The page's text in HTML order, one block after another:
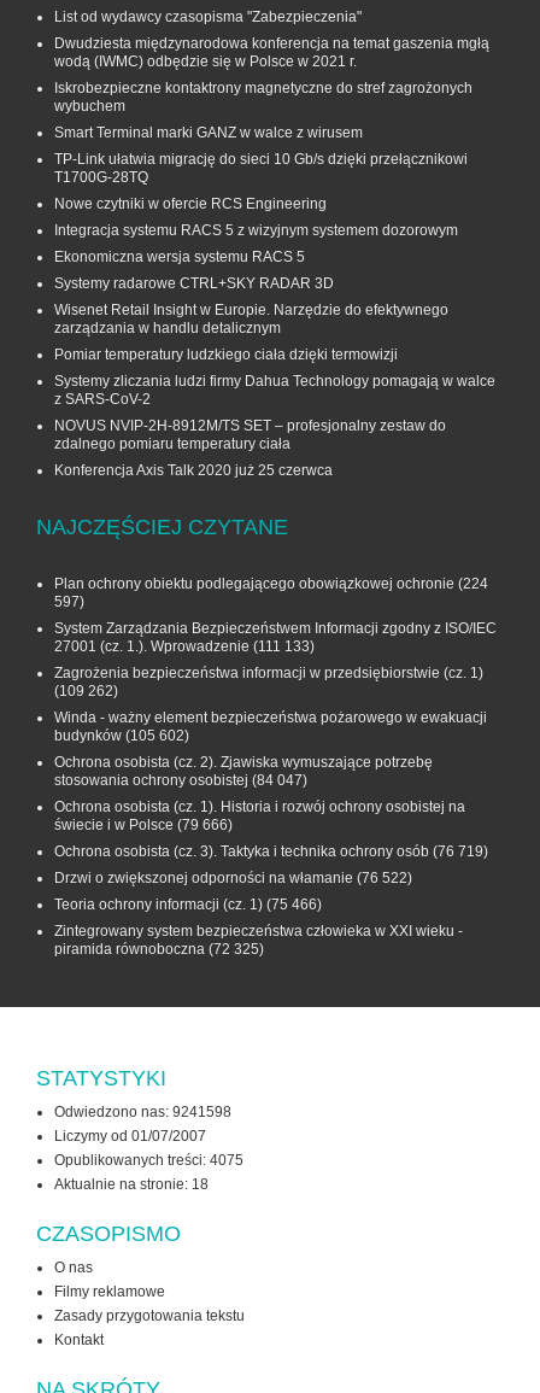
List od wydawcy czasopisma "Zabezpieczenia"
Dwudziesta międzynarodowa konferencja na temat gaszenia mgłą
wodą (IWMC) odbędzie się w Polsce w 2021 r.
Iskrobezpieczne kontaktrony magnetyczne do stref zagrożonych
wybuchem
Smart Terminal marki GANZ w walce z wirusem
TP-Link ułatwia migrację do sieci 10 Gb/s dzięki przełącznikowi
T1700G‑28TQ
Nowe czytniki w ofercie RCS Engineering
Integracja systemu RACS 5 z wizyjnym systemem dozorowym
Ekonomiczna wersja systemu RACS 5
Systemy radarowe CTRL+SKY RADAR 3D
Wisenet Retail Insight w Europie. Narzędzie do efektywnego
zarządzania w handlu detalicznym
Pomiar temperatury ludzkiego ciała dzięki termowizji
Systemy zliczania ludzi firmy Dahua Technology pomagają w walce
z SARS-CoV-2
NOVUS NVIP-2H-8912M/TS SET – profesjonalny zestaw do
zdalnego pomiaru temperatury ciała
Konferencja Axis Talk 2020 już 25 czerwca
NAJCZĘŚCIEJ CZYTANE
Plan ochrony obiektu podlegającego obowiązkowej ochronie (224
597)
System Zarządzania Bezpieczeństwem Informacji zgodny z ISO/IEC
27001 (cz. 1.). Wprowadzenie (111 133)
Zagrożenia bezpieczeństwa informacji w przedsiębiorstwie (cz. 1)
(109 262)
Winda - ważny element bezpieczeństwa pożarowego w ewakuacji
budynków (105 602)
Ochrona osobista (cz. 2). Zjawiska wymuszające potrzebę
stosowania ochrony osobistej (84 047)
Ochrona osobista (cz. 1). Historia i rozwój ochrony osobistej na
świecie i w Polsce (79 666)
Ochrona osobista (cz. 3). Taktyka i technika ochrony osób (76 719)
Drzwi o zwiększonej odporności na włamanie (76 522)
Teoria ochrony informacji (cz. 1) (75 466)
Zintegrowany system bezpieczeństwa człowieka w XXI wieku -
piramida równoboczna (72 325)
STATYSTYKI
Odwiedzono nas: 9241598
Liczymy od 01/07/2007
Opublikowanych treści: 4075
Aktualnie na stronie: 18
CZASOPISMO
O nas
Filmy reklamowe
Zasady przygotowania tekstu
Kontakt